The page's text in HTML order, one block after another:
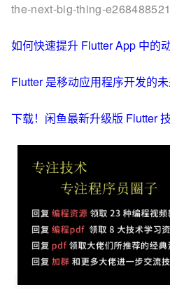
the-next-big-thing-
如何快速提升 Flutter App 中的
Flutter 是移动应用程序开发的未
下载！闲鱼最新升级版 Flutter 技